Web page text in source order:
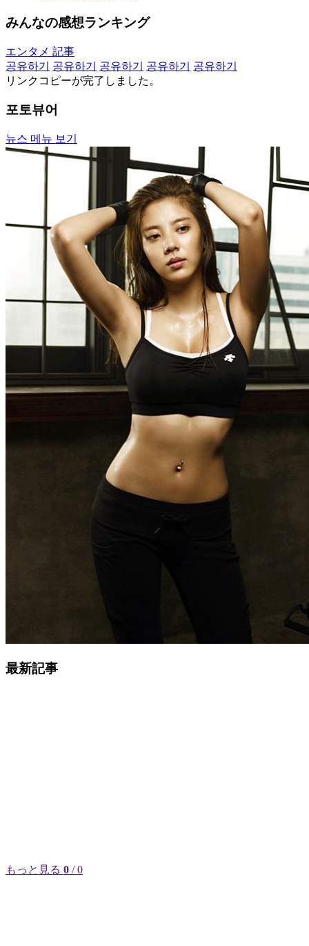
みんなの感想ランキング
エンタメ 記事
공유하기
공유하기 공유하기 공유하기
공유하기
リンクコピーが完了しました。
포토뷰어
뉴스 메뉴 보기
最新記事
もっと見る 0 / 0